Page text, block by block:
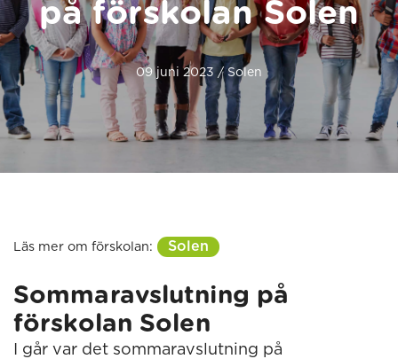
på förskolan Solen
09 juni 2023 / Solen
Läs mer om förskolan: Solen
Sommaravslutning på
förskolan Solen
I går var det sommaravslutning på